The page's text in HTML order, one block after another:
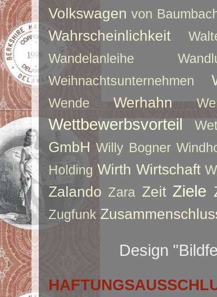
Volkswagen von
Wahrscheinlichkeit
Wandelanleihe
Weihnachtsunternehmen
Wende Werhahn
Wettbewerbsvorteil
GmbH Willy Bogner
Holding Wirth Wirtschaft
Zalando Zara Zeit Ziele
Zugfunk
Design